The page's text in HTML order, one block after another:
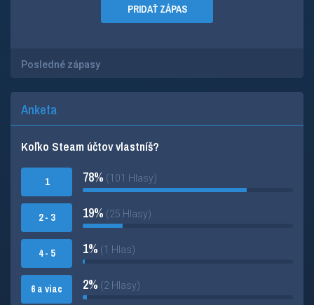
PRIDAŤ ZÁPAS
Posledné zápasy
Anketa
Koľko Steam účtov vlastníš?
1
2 - 3
4 - 5
6 a viac
78% (101 Hlasy)
19% (25 Hlasy)
1% (1 Hlas)
2% (2 Hlasy)